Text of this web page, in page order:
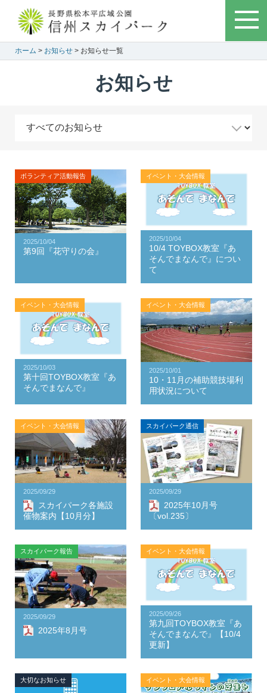
ホーム > お知らせ > お知らせ一覧
お知らせ
ボランティア活動報告
2025/10/04
第9回『花守りの会』
イベント・大会情報
2025/10/04
10/4 TOYBOX教室『あ
そんでまなんで』につい
て
イベント・大会情報
2025/10/03
第十回TOYBOX教室『あ
そんでまなんで』
イベント・大会情報
2025/10/01
10・11月の補助競技場利
用状況について
イベント・大会情報
2025/09/29
スカイパーク各施設
催物案内【10月分】
スカイパーク通信
2025/09/29
2025年10月号
〔vol.235〕
スカイパーク報告
2025/09/29
2025年8月号
イベント・大会情報
2025/09/26
第九回TOYBOX教室『あ
そんでまなんで』【10/4
更新】
大切なお知らせ イベント・大会情報